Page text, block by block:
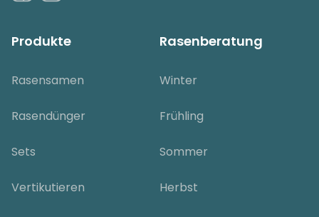
Produkte
Rasensamen
Rasendünger
Sets
Vertikutieren
Rasenberatung
Winter
Frühling
Sommer
Herbst